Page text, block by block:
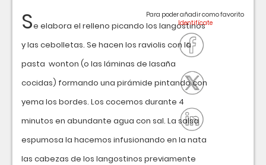
Se elabora el relleno picando los langostinos
y las cebolletas. Se hacen los raviolis con la
pasta wonton (o las láminas de lasaña
cocidas) formando una pirámide pintando con
yema los bordes. Los cocemos durante 4
minutos en abundante agua con sal. La salsa
espumosa la hacemos infusionando en la nata
las cabezas de los langostinos previamente
Para poder añadir como favorito